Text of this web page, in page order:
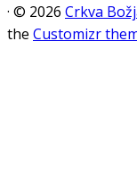
· © 2026 Crkva
the Customizr